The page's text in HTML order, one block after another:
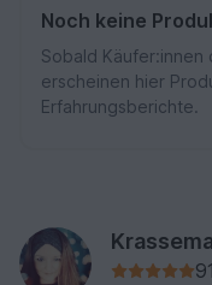
Noch keine
Sobald
erscheinen hier
Erfahrungsberichte.